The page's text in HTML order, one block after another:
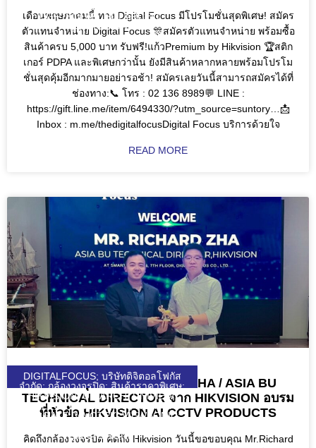
SEAGATE; VIVOTEK; VIEWSONIC;
DGF; SOLAR; SOLARCELL;
QUICKTRONL;
เดือนพฤษภาคมนี้ ทาง Digital Focus มีโปรโมชั่นสุดพิเศษ! สมัคร
ตัวแทนจำหน่าย Digital Focus 🎊สมัครตัวแทนจำหน่าย พร้อมซื้อ
สินค้าครบ 5,000 บาท รับฟรี!แก้วPremium by Hikvision 🏆สติก
เกอร์ PDPA และพิเศษกว่านั้น ยังมีสินค้าหลากหลายพร้อมโปรโม
ชั่นสุดคุ้มอีกมากมายอย่ารอช้า! สมัครเลยวันนี้สามารถสมัครได้ที่
ช่องทาง:📞 โทร : 02 136 8989💬 LINE :
https://gift.line.me/item/6494330/?utm_source=suntory…📩
Inbox : m.me/thedigitalfocusDigital Focus บริการด้วยใจ
READ MORE
DIGITALFOCUS; บริษัทดิจิตอลโฟกัส
จำกัด; กล้องวงจรปิด; สินค้าราคาพิเศษ;
HIKVISION; UNIARCH; UNIVIEW;
WULIAN; ZKTECO; DJI; KEENON;
SEAGATE; VIVOTEK; VIEWSONIC;
QUICKTRONL;
ขอขอบคุณ MR.RICHARD ZHA / ASIA BU
TECHNICAL DIRECTOR จาก HIKVISION อบรม
ที่หัวข้อ HIKVISION AI CCTV PRODUCTS
คิดถึงกล้องวงจรปิด คิดถึง Hikvision วันนี้ขอขอบคุณ Mr.Richard